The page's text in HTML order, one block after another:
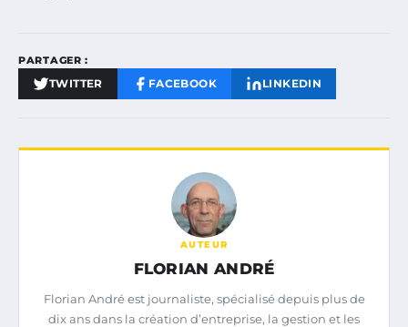
PARTAGER :
TWITTER FACEBOOK LINKEDIN
AUTEUR
FLORIAN ANDRÉ
Florian André est journaliste, spécialisé depuis plus de
dix ans dans la création d’entreprise, la gestion et les